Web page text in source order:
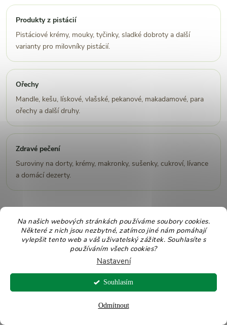
Na našich webových stránkách používáme soubory cookies.
Některé z nich jsou nezbytné, zatímco jiné nám pomáhají
vylepšit tento web a váš uživatelský zážitek. Souhlasíte s
používáním všech cookies?
Nastavení
Odmítnout
Souhlasím
Produkty z pistácií
Pistáciové krémy, mouky, tyčinky, sladké dobroty a další
varianty pro milovníky pistácií.
Ořechy
Mandle, kešu, lískové, vlašské, pekanové, makadamové, para
ořechy a další druhy.
Zdravé pečení
Suroviny na dorty, krémy, makronky, sušenky, cukroví, lívance
a domácí dezerty.
Související články a receptová
inspirace
Pokud chcete pistácie používat častěji, hodí se znát i další ořechy,